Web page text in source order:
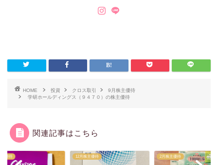
HOME 投資 クロス取引
9月株主優待
学研ホールディングス（９４７０）の株主優待
関連記事はこちら
主優待 12月株主優待 2月株主優待